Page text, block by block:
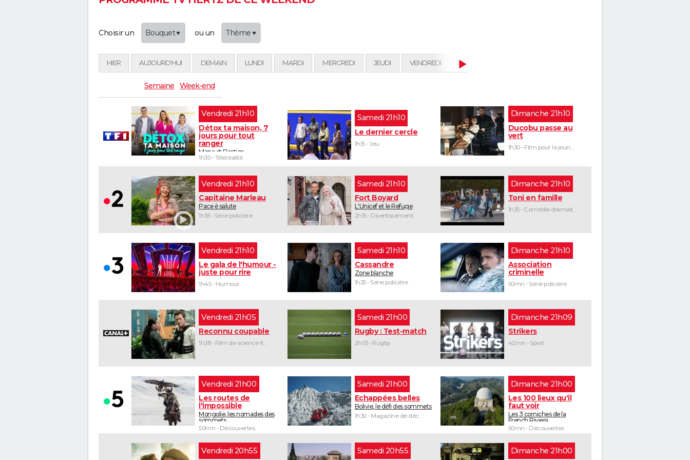
Choisir un Bouquet ou un Thème
HIER AUJOURD'HUI DEMAIN LUNDI MARDI MERCREDI JEUDI VENDREDI SAMEDI
Semaine Week-end
vendredi 21h10
Détox ta maison, 7
jours pour tout
ranger
Mona et Bastien
1h30 - Téléréalité
samedi 21h10
Le dernier cercle
1h15 - Jeu
dimanche 21h10
Ducobu passe au
vert
1h30 - Film pour la jeunesse
vendredi 21h10
Capitaine Marleau
Pace è salute
1h35 - Série policière
samedi 21h10
Fort Boyard
L'Unicef et le Refuge
2h15 - Divertissement
dimanche 21h10
Toni en famille
1h35 - Comédie dramatique
vendredi 21h10
Le gala de l'humour -
juste pour rire
1h45 - Humour
samedi 21h10
Cassandre
Zone blanche
1h35 - Série policière
dimanche 21h10
Association
criminelle
50mn - Série policière
vendredi 21h05
Reconnu coupable
1h38 - Film de science-fiction
samedi 21h00
Rugby : Test-match
2h03 - Rugby
dimanche 21h09
Strikers
42mn - Sport
vendredi 21h00
Les routes de
l'impossible
Mongolie, les nomades des
sommets
50mn - Découvertes
samedi 21h00
Echappées belles
Bolivie, le défi des sommets
1h30 - Magazine de découvertes
dimanche 21h00
Les 100 lieux qu'il
faut voir
Les 3 corniches de la
French Riviera
50mn - Découvertes
vendredi 20h55
samedi 20h55
dimanche 21h00